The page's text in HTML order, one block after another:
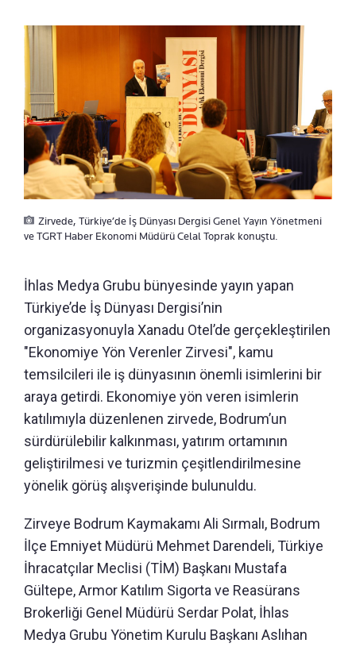
Zirvede, Türkiye’de İş Dünyası Dergisi Genel Yayın Yönetmeni
ve TGRT Haber Ekonomi Müdürü Celal Toprak konuştu.
İhlas Medya Grubu bünyesinde yayın yapan
Türkiye’de İş Dünyası Dergisi’nin
organizasyonuyla Xanadu Otel’de gerçekleştirilen
"Ekonomiye Yön Verenler Zirvesi", kamu
temsilcileri ile iş dünyasının önemli isimlerini bir
araya getirdi. Ekonomiye yön veren isimlerin
katılımıyla düzenlenen zirvede, Bodrum’un
sürdürülebilir kalkınması, yatırım ortamının
geliştirilmesi ve turizmin çeşitlendirilmesine
yönelik görüş alışverişinde bulunuldu.
Zirveye Bodrum Kaymakamı Ali Sırmalı, Bodrum
İlçe Emniyet Müdürü Mehmet Darendeli, Türkiye
İhracatçılar Meclisi (TİM) Başkanı Mustafa
Gültepe, Armor Katılım Sigorta ve Reasürans
Brokerliği Genel Müdürü Serdar Polat, İhlas
Medya Grubu Yönetim Kurulu Başkanı Aslıhan